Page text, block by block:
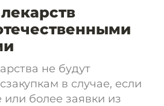
не будут
в случае, если
или более заявки из